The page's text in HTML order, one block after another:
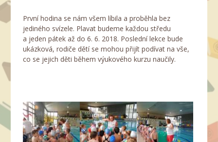
První hodina se nám všem líbila a proběhla bez
jediného svízele. Plavat budeme každou středu
a jeden pátek až do 6. 6. 2018. Poslední lekce bude
ukázková, rodiče dětí se mohou přijít podívat na vše,
co se jejich děti během výukového kurzu naučily.